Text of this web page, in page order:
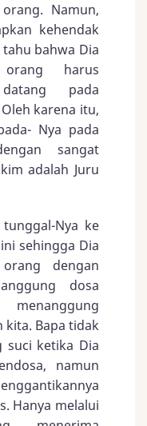
Namun,
kehendak
bahwa Dia
harus
pada
karena itu,
Nya pada
sangat
adalah Juru
Nya ke
sehingga Dia
dengan
dosa
Bapa tidak
suci ketika Dia
namun
Hanya melalui